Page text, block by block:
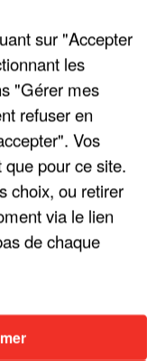
DES
sur "Accepter
les
"Gérer mes
refuser en
Vos
pour ce site.
choix, ou retirer
via le lien
de chaque